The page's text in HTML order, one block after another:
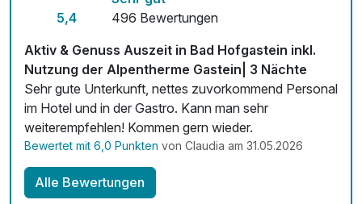
inkl. W-LAN Nutzung im ganzen Hotel
5,4
496 Bewertungen
Aktiv & Genuss Auszeit in Bad Hofgastein inkl.
Nutzung der Alpentherme Gastein| 3 Nächte
Sehr gute Unterkunft, nettes zuvorkommend Personal
im Hotel und in der Gastro. Kann man sehr
weiterempfehlen! Kommen gern wieder.
Bewertet mit 6,0 Punkten von Claudia am 31.05.2026
Alle Bewertungen